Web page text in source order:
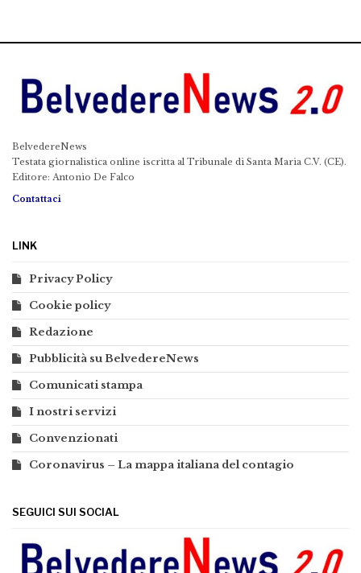
BelvedereNews
Testata giornalistica online iscritta al Tribunale di Santa Maria C.V. (CE).
Editore: Antonio De Falco
Contattaci
LINK
Privacy Policy
Cookie policy
Redazione
Pubblicità su BelvedereNews
Comunicati stampa
I nostri servizi
Convenzionati
Coronavirus – La mappa italiana del contagio
SEGUICI SUI SOCIAL